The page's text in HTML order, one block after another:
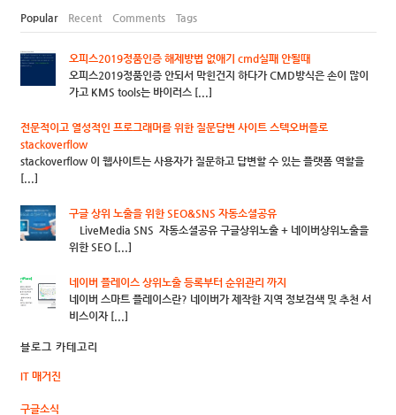
Popular Recent Comments Tags
오피스2019정품인증 해제방법 없애기 cmd실패 안될때
오피스2019정품인증 안되서 막힌건지 하다가 CMD방식은 손이 많이
가고 KMS tools는 바이러스 [...]
전문적이고 열성적인 프로그래머를 위한 질문답변 사이트 스텍오버플로
stackoverflow
stackoverflow 이 웹사이트는 사용자가 질문하고 답변할 수 있는 플랫폼 역할을
[...]
구글 상위 노출을 위한 SEO&SNS 자동소셜공유
LiveMedia SNS 자동소셜공유 구글상위노출 + 네이버상위노출을
위한 SEO [...]
네이버 플레이스 상위노출 등록부터 순위관리 까지
네이버 스마트 플레이스란? 네이버가 제작한 지역 정보검색 및 추천 서
비스이자 [...]
블로그 카테고리
IT 매거진
구글소식